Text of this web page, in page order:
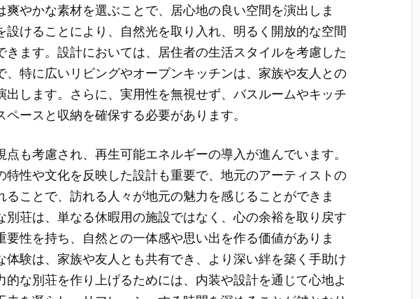
爽やかな素材を選ぶことで、居心地の良い空間を演出しま
設けることにより、自然光を取り入れ、明るく開放的な空間
きます。設計においては、居住者の生活スタイルを考慮した
、特に広いリビングやオープンキッチンは、家族や友人との
出します。さらに、実用性を無視せず、バスルームやキッチ
ペースと収納を確保する必要があります。
点も考慮され、再生可能エネルギーの導入が進んでいます。
特性や文化を反映した設計も重要で、地元のアーティストの
ることで、訪れる人々が地元の魅力を感じることができま
別荘は、単なる休暇用の施設ではなく、心の余裕を取り戻す
要性を持ち、自然との一体感や思い出を作る価値がありま
体験は、家族や友人とも共有でき、より深い絆を築く手助け
的な別荘を作り上げるためには、内装や設計を通じて心地よ